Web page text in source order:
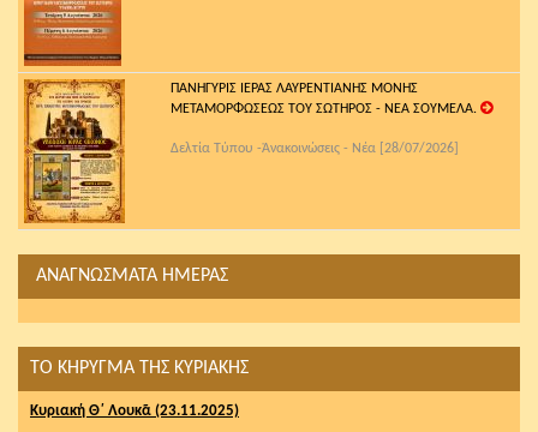
ΠΑΝΗΓΥΡΙΣ ΙΕΡΑΣ ΛΑΥΡΕΝΤΙΑΝΗΣ ΜΟΝΗΣ
ΜΕΤΑΜΟΡΦΩΣΕΩΣ ΤΟΥ ΣΩΤΗΡΟΣ - ΝΕΑ ΣΟΥΜΕΛΑ.
Δελτία Τύπου -Ἀνακοινώσεις - Νέα [28/07/2026]
ΑΝΑΓΝΩΣΜΑΤΑ ΗΜΕΡΑΣ
ΤΟ ΚΗΡΥΓΜΑ ΤΗΣ ΚΥΡΙΑΚΗΣ
Κυριακή Θ΄ Λουκᾶ (23.11.2025)